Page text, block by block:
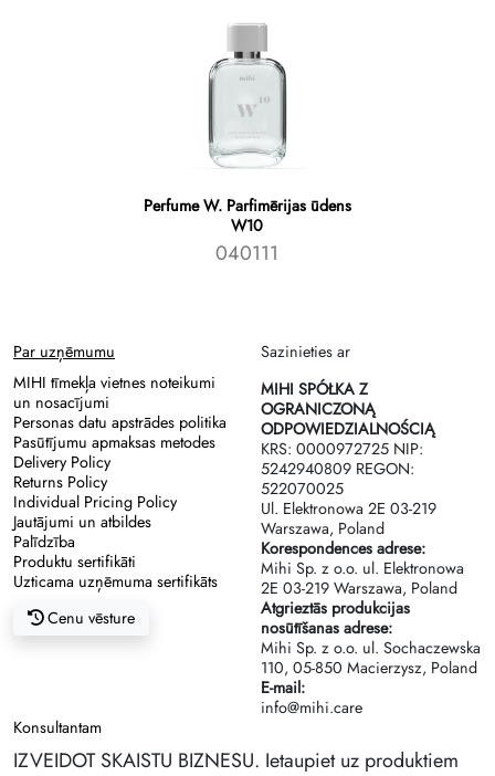
Perfume W. Parfimērijas ūdens
W10
040111
Par uzņēmumu
MIHI tīmekļa vietnes noteikumi
un nosacījumi
Personas datu apstrādes politika
Pasūtījumu apmaksas metodes
Delivery Policy
Returns Policy
Individual Pricing Policy
Jautājumi un atbildes
Palīdzība
Produktu sertifikāti
Uzticama uzņēmuma sertifikāts
Cenu vēsture
Sazinieties ar
MIHI SPÓŁKA Z
OGRANICZONĄ
ODPOWIEDZIALNOŚCIĄ
KRS: 0000972725 NIP:
5242940809 REGON:
522070025
Ul. Elektronowa 2Е 03-219
Warszawa, Poland
Korespondences adrese:
Mihi Sp. z o.o. ul. Elektronowa
2Е 03-219 Warszawa, Poland
Atgrieztās produkcijas
nosūtīšanas adrese:
Mihi Sp. z o.o. ul. Sochaczewska
110, 05-850 Macierzysz, Poland
E-mail:
info@mihi.care
Konsultantam
IZVEIDOT SKAISTU BIZNESU. Ietaupiet uz produktiem